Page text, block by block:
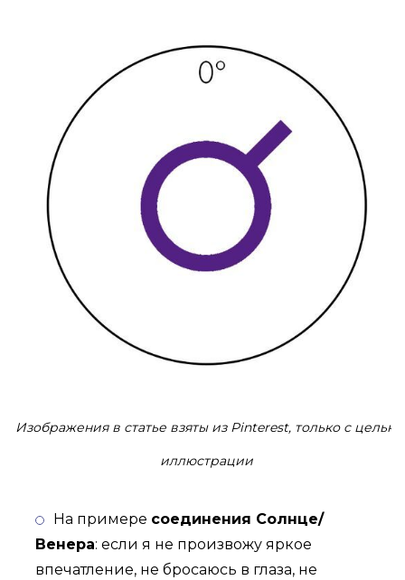
Изображения в статье взяты из Pinterest, только с целью
иллюстрации
На примере соединения Солнце/
Венера: если я не произвожу яркое
впечатление, не бросаюсь в глаза, не